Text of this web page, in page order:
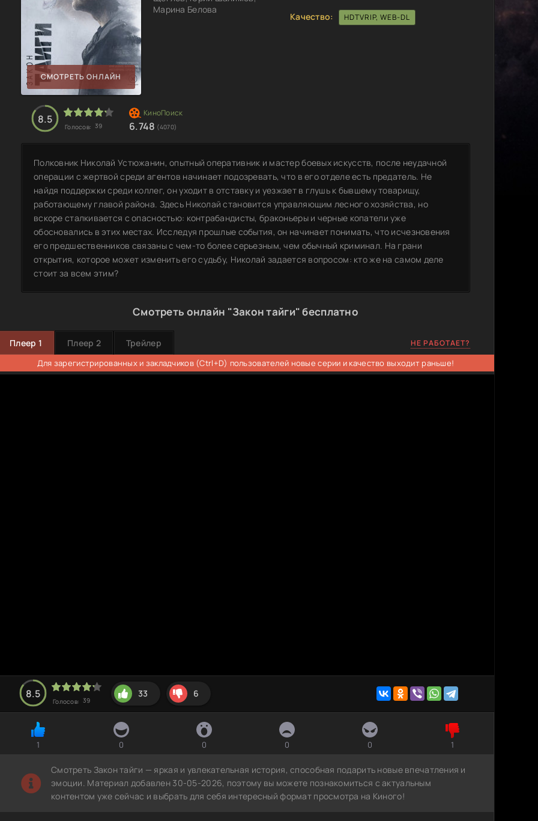
СМОТРЕТЬ ОНЛАЙН
Марина Белова
Качество:
HDTVRIP, WEB-DL
8.5
Голосов: 39 6.748 (4070)
Полковник Николай Устюжанин, опытный оперативник и мастер боевых искусств, после неудачной
операции с жертвой среди агентов начинает подозревать, что в его отделе есть предатель. Не
найдя поддержки среди коллег, он уходит в отставку и уезжает в глушь к бывшему товарищу,
работающему главой района. Здесь Николай становится управляющим лесного хозяйства, но
вскоре сталкивается с опасностью: контрабандисты, браконьеры и черные копатели уже
обосновались в этих местах. Исследуя прошлые события, он начинает понимать, что исчезновения
его предшественников связаны с чем-то более серьезным, чем обычный криминал. На грани
открытия, которое может изменить его судьбу, Николай задается вопросом: кто же на самом деле
стоит за всем этим?
Смотреть онлайн "Закон тайги" бесплатно
Плеер 1 Плеер 2 Трейлер НЕ РАБОТАЕТ?
Для зарегистрированных и закладчиков (Ctrl+D) пользователей новые серии и качество выходит раньше!
8.5
Голосов: 39
33 6
1 0 0 0 0 1
Смотреть Закон тайги — яркая и увлекательная история, способная подарить новые впечатления и
эмоции. Материал добавлен 30-05-2026, поэтому вы можете познакомиться с актуальным
контентом уже сейчас и выбрать для себя интересный формат просмотра на Киного!